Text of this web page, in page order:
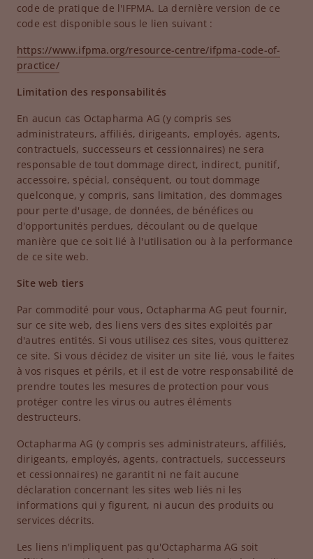
code de pratique de l'IFPMA. La dernière version de ce
code est disponible sous le lien suivant :
https://www.ifpma.org/resource-centre/ifpma-code-of-
practice/
Limitation des responsabilités
En aucun cas Octapharma AG (y compris ses
administrateurs, affiliés, dirigeants, employés, agents,
contractuels, successeurs et cessionnaires) ne sera
responsable de tout dommage direct, indirect, punitif,
accessoire, spécial, conséquent, ou tout dommage
quelconque, y compris, sans limitation, des dommages
pour perte d'usage, de données, de bénéfices ou
d'opportunités perdues, découlant ou de quelque
manière que ce soit lié à l'utilisation ou à la performance
de ce site web.
Site web tiers
Par commodité pour vous, Octapharma AG peut fournir,
sur ce site web, des liens vers des sites exploités par
d'autres entités. Si vous utilisez ces sites, vous quitterez
ce site. Si vous décidez de visiter un site lié, vous le faites
à vos risques et périls, et il est de votre responsabilité de
prendre toutes les mesures de protection pour vous
protéger contre les virus ou autres éléments
destructeurs.
Octapharma AG (y compris ses administrateurs, affiliés,
dirigeants, employés, agents, contractuels, successeurs
et cessionnaires) ne garantit ni ne fait aucune
déclaration concernant les sites web liés ni les
informations qui y figurent, ni aucun des produits ou
services décrits.
Les liens n'impliquent pas qu'Octapharma AG soit